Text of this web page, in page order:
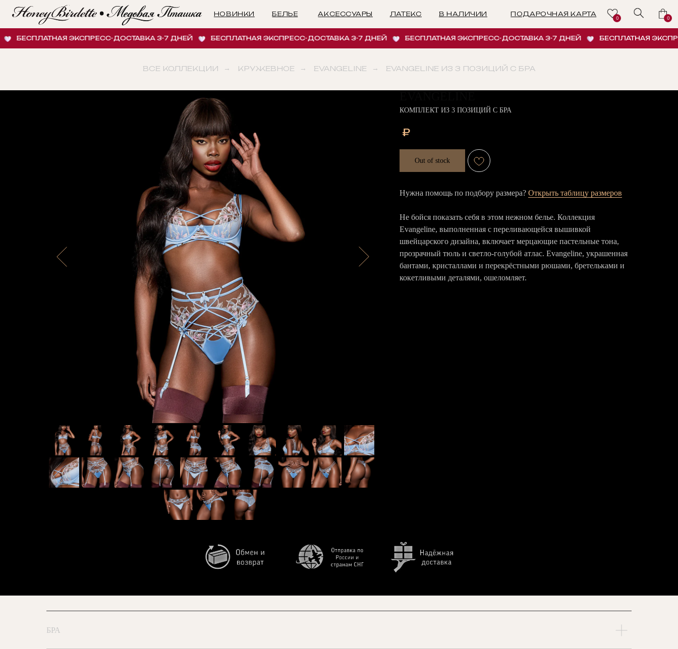
ЛАТЕКС
БЕЛЬЕ ПОДАРОЧНАЯ КАРТА
В НАЛИЧИИ
АКСЕССУАРЫ
НОВИНКИ
0 0
ЭКСПРЕСС-ДОСТАВКА 3-7 ДНЕЙ БЕСПЛАТНАЯ ЭКСПРЕСС-ДОСТАВКА 3-7 ДНЕЙ БЕСПЛАТНАЯ ЭКСПРЕСС-ДОСТАВКА 3-7 ДНЕЙ БЕСПЛАТНАЯ ЭКСПРЕСС-
ВСЕ КОЛЛЕКЦИИ → КРУЖЕВНОЕ → EVANGELINE → EVANGELINE ИЗ 3 ПОЗИЦИЙ С БРА
КОМПЛЕКТ ИЗ 3 ПОЗИЦИЙ С БРА
₽
Out of stock
Нужна помощь по подбору размера? Открыть таблицу размеров
Не бойся показать себя в этом нежном белье. Коллекция
Evangeline, выполненная с переливающейся вышивкой
швейцарского дизайна, включает мерцающие пастельные тона,
прозрачный тюль и светло-голубой атлас. Evangeline, украшенная
бантами, кристаллами и перекрёстными рюшами, бретельками и
кокетливыми деталями, ошеломляет.
БРА